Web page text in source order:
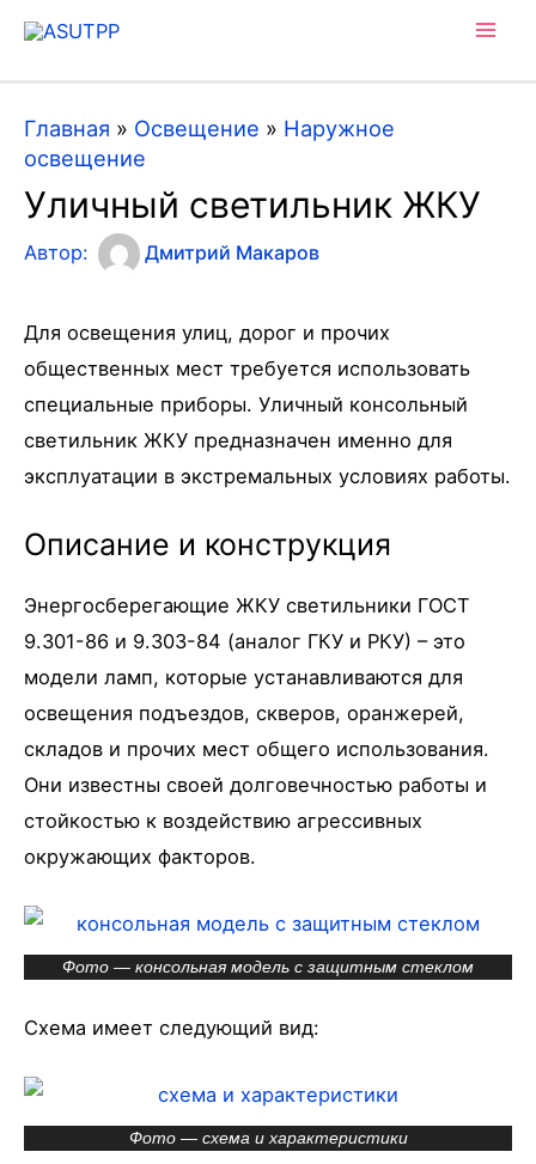
Главная » Освещение » Наружное
освещение
Уличный светильник ЖКУ
Автор: Дмитрий Макаров
Для освещения улиц, дорог и прочих
общественных мест требуется использовать
специальные приборы. Уличный консольный
светильник ЖКУ предназначен именно для
эксплуатации в экстремальных условиях работы.
Описание и конструкция
Энергосберегающие ЖКУ светильники ГОСТ
9.301-86 и 9.303-84 (аналог ГКУ и РКУ) – это
модели ламп, которые устанавливаются для
освещения подъездов, скверов, оранжерей,
складов и прочих мест общего использования.
Они известны своей долговечностью работы и
стойкостью к воздействию агрессивных
окружающих факторов.
Фото — консольная модель с защитным стеклом
Схема имеет следующий вид:
Фото — схема и характеристики